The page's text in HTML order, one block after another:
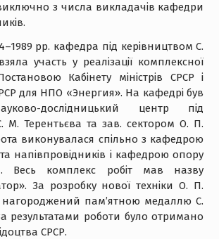
з числа викладачів кафедри
рр. кафедра під керівництвом С.
участь у реалізації комплексної
Кабінету міністрів СРСР і
для НПО «Энергия». На кафедрі був
дослідницький центр під
М. Терентьєва та зав. сектором О. П.
виконувалася спільно з кафедрою
напівпровідників і кафедрою опору
Весь комплекс робіт мав назву
За розробку нової техніки О. П.
пам’ятною медаллю С.
результатами роботи було отримано
СРСР.